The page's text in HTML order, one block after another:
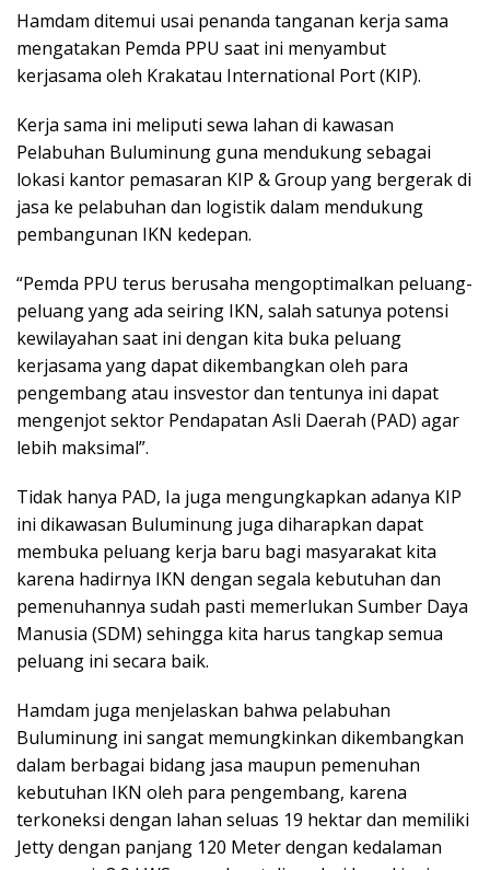
Hamdam ditemui usai penanda tanganan kerja sama
mengatakan Pemda PPU saat ini menyambut
kerjasama oleh Krakatau International Port (KIP).
Kerja sama ini meliputi sewa lahan di kawasan
Pelabuhan Buluminung guna mendukung sebagai
lokasi kantor pemasaran KIP & Group yang bergerak di
jasa ke pelabuhan dan logistik dalam mendukung
pembangunan IKN kedepan.
“Pemda PPU terus berusaha mengoptimalkan peluang-
peluang yang ada seiring IKN, salah satunya potensi
kewilayahan saat ini dengan kita buka peluang
kerjasama yang dapat dikembangkan oleh para
pengembang atau insvestor dan tentunya ini dapat
mengenjot sektor Pendapatan Asli Daerah (PAD) agar
lebih maksimal”.
Tidak hanya PAD, Ia juga mengungkapkan adanya KIP
ini dikawasan Buluminung juga diharapkan dapat
membuka peluang kerja baru bagi masyarakat kita
karena hadirnya IKN dengan segala kebutuhan dan
pemenuhannya sudah pasti memerlukan Sumber Daya
Manusia (SDM) sehingga kita harus tangkap semua
peluang ini secara baik.
Hamdam juga menjelaskan bahwa pelabuhan
Buluminung ini sangat memungkinkan dikembangkan
dalam berbagai bidang jasa maupun pemenuhan
kebutuhan IKN oleh para pengembang, karena
terkoneksi dengan lahan seluas 19 hektar dan memiliki
Jetty dengan panjang 120 Meter dengan kedalaman